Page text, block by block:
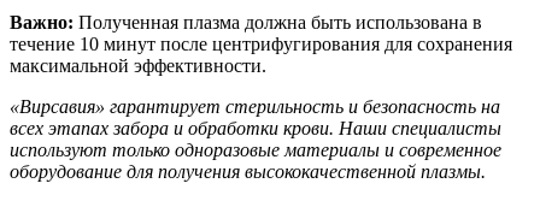
Важно: Полученная плазма должна быть использована в
течение 10 минут после центрифугирования для сохранения
максимальной эффективности.
«Вирсавия» гарантирует стерильность и безопасность на
всех этапах забора и обработки крови. Наши специалисты
используют только одноразовые материалы и современное
оборудование для получения высококачественной плазмы.